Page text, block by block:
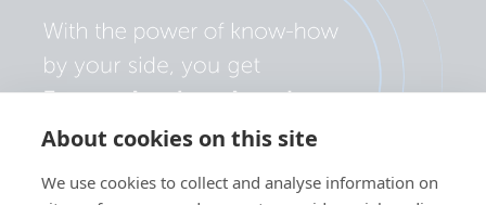
About cookies on this site
We use cookies to collect and analyse information on